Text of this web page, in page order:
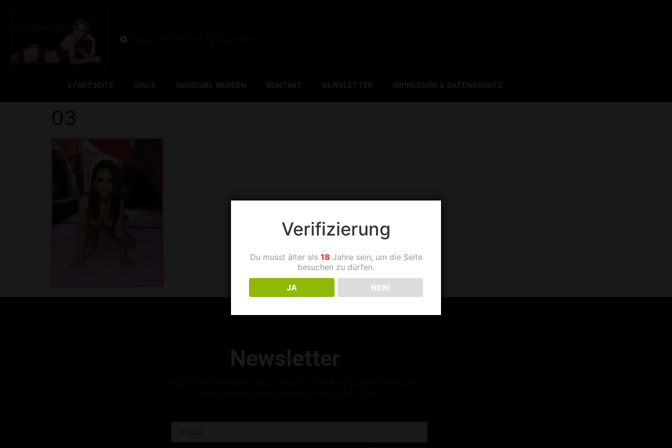
STARTSEITE GIRLS HAUSGIRL WERDEN KONTAKT NEWSLETTER IMPRESSUM & DATENSCHUTZ
Newsletter
Verifizierung
Du musst älter als 18 Jahre sein, um die Seite
besuchen zu dürfen.
JA NEIN